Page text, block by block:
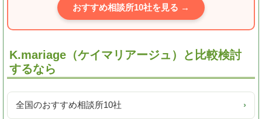
おすすめ相談所10社を見る →
K.mariage（ケイマリアージュ）と比較検討
するなら
全国のおすすめ相談所10社 ›